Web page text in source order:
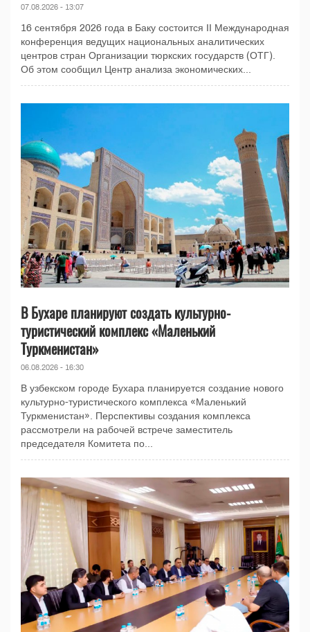
07.08.2026 - 13:07
16 сентября 2026 года в Баку состоится II Международная
конференция ведущих национальных аналитических
центров стран Организации тюркских государств (ОТГ).
Об этом сообщил Центр анализа экономических...
В Бухаре планируют создать культурно-
туристический комплекс «Маленький
Туркменистан»
06.08.2026 - 16:30
В узбекском городе Бухара планируется создание нового
культурно-туристического комплекса «Маленький
Туркменистан». Перспективы создания комплекса
рассмотрели на рабочей встрече заместитель
председателя Комитета по...